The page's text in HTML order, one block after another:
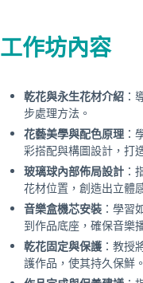
工作坊內容
乾花與永生花材介紹 ：
步處理方法。
花藝美學與配色原理 ：
彩搭配與構圖設計，打
玻璃球內部佈局設計 ：
花材位置，創造出立體
音樂盒機芯安裝 ：學習
到作品底座，確保音樂
乾花固定與保護：教授
護作品，使其持久保鮮。